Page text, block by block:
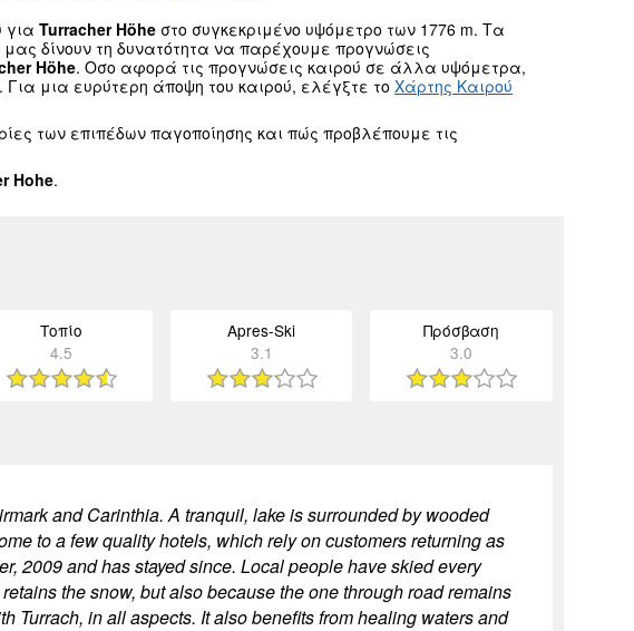
για Turracher Höhe στο συγκεκριμένο υψόμετρο των 1776 m. Τα
δίνουν τη δυνατότητα να παρέχουμε προγνώσεις
Höhe. Οσο αφορά τις προγνώσεις καιρού σε άλλα υψόμετρα,
μια ευρύτερη άποψη του καιρού, ελέγξτε το Χάρτης Καιρού
των επιπέδων παγοποίησης και πώς προβλέπουμε τις
Hohe.
Τοπίο
4.5
Apres-Ski
3.1
Πρόσβαση
3.0
and Carinthia. A tranquil, lake is surrounded by wooded
to a few quality hotels, which rely on customers returning as
2009 and has stayed since. Local people have skied every
the snow, but also because the one through road remains
Turrach, in all aspects. It also benefits from healing waters and